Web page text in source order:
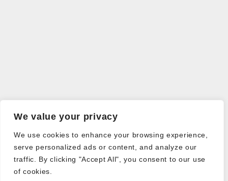
We value your privacy
We use cookies to enhance your browsing experience,
serve personalized ads or content, and analyze our
traffic. By clicking "Accept All", you consent to our use
of cookies.